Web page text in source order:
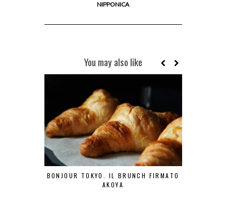
NIPPONICA
You may also like
BONJOUR TOKYO. IL BRUNCH FIRMATO
AKOYA